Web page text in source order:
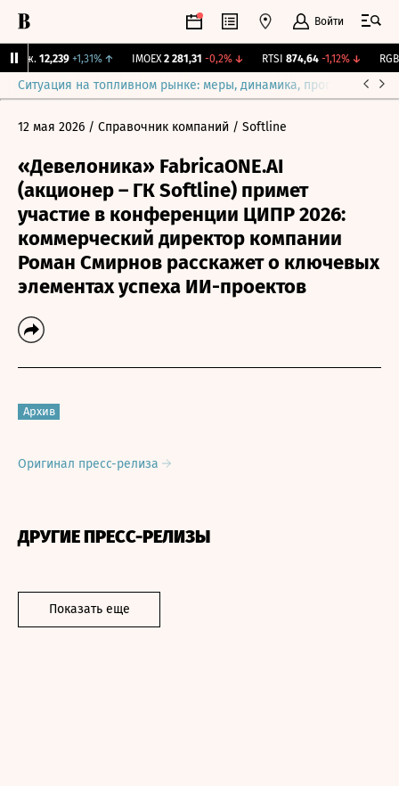
Войти
12,239 +1,31% ↑ IMOEX 2 281,31 -0,2%↓ RTSI 874,64 -1,12%↓ RGBI
Ситуация на топливном рынке: меры, динамика, прогнозы
12 мая 2026 / Справочник компаний / Softline
«Девелоника» FabricaONE.AI
(акционер – ГК Softline) примет
участие в конференции ЦИПР 2026:
коммерческий директор компании
Роман Смирнов расскажет о ключевых
элементах успеха ИИ-проектов
Архив
Оригинал пресс-релиза
ДРУГИЕ ПРЕСС-РЕЛИЗЫ
Показать еще